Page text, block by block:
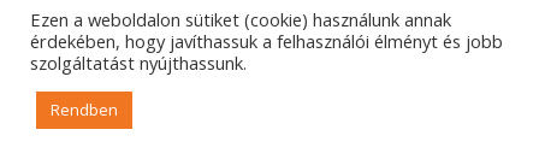
H K Sz Cs P Sz
27
28 29
3
10
11
Ezen a weboldalon sütiket (cookie) használunk annak
érdekében, hogy javíthassuk a felhasználói élményt és jobb
szolgáltatást nyújthassunk.
Rendben